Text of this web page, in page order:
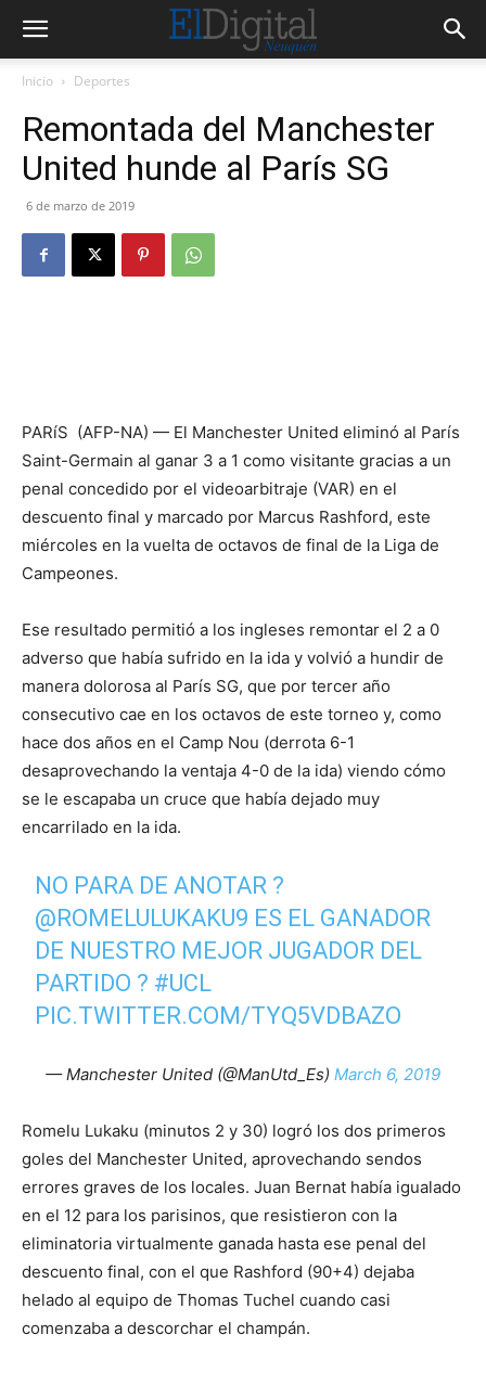
Inicio Deportes
Remontada del Manchester
United hunde al París SG
6 de marzo de 2019
PARíS (AFP-NA) — El Manchester United eliminó al París
Saint-Germain al ganar 3 a 1 como visitante gracias a un
penal concedido por el videoarbitraje (VAR) en el
descuento final y marcado por Marcus Rashford, este
miércoles en la vuelta de octavos de final de la Liga de
Campeones.
Ese resultado permitió a los ingleses remontar el 2 a 0
adverso que había sufrido en la ida y volvió a hundir de
manera dolorosa al París SG, que por tercer año
consecutivo cae en los octavos de este torneo y, como
hace dos años en el Camp Nou (derrota 6-1
desaprovechando la ventaja 4-0 de la ida) viendo cómo
se le escapaba un cruce que había dejado muy
encarrilado en la ida.
NO PARA DE ANOTAR ?
@ROMELULUKAKU9 ES EL GANADOR
DE NUESTRO MEJOR JUGADOR DEL
PARTIDO ? #UCL
PIC.TWITTER.COM/TYQ5VDBAZO
— Manchester United (@ManUtd_Es) March 6, 2019
Romelu Lukaku (minutos 2 y 30) logró los dos primeros
goles del Manchester United, aprovechando sendos
errores graves de los locales. Juan Bernat había igualado
en el 12 para los parisinos, que resistieron con la
eliminatoria virtualmente ganada hasta ese penal del
descuento final, con el que Rashford (90+4) dejaba
helado al equipo de Thomas Tuchel cuando casi
comenzaba a descorchar el champán.